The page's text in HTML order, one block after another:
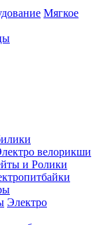
Мягкое
велорикши
и Ролики
Электро